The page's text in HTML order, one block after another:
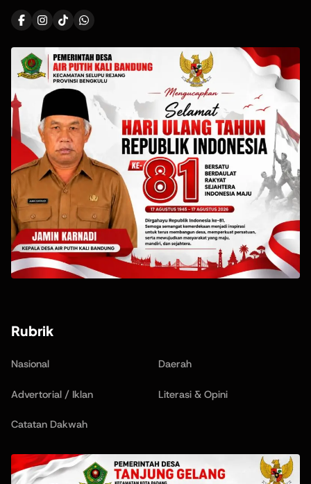
Rubrik
Nasional Daerah
Advertorial / Iklan Literasi & Opini
Catatan Dakwah